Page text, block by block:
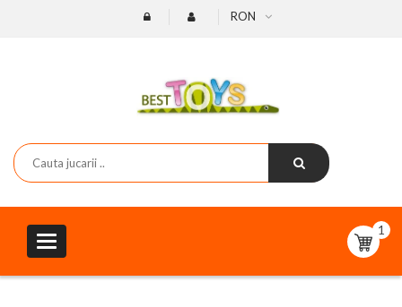
RON
Toggle
navigation
1